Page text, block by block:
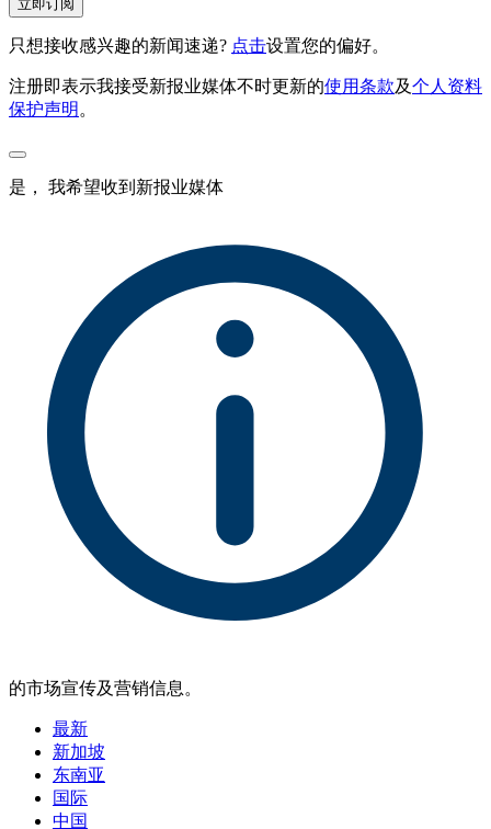
立即订阅
只想接收感兴趣的新闻速递? 点击设置您的偏好。
注册即表示我接受新报业媒体不时更新的使用条款及个人资料
保护声明 。
是， 我希望收到新报业媒体
的市场宣传及营销信息。
最新
新加坡
东南亚
国际
中国